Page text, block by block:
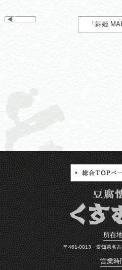
「舞姫
所在
〒461-0013 愛知県名古
営業時